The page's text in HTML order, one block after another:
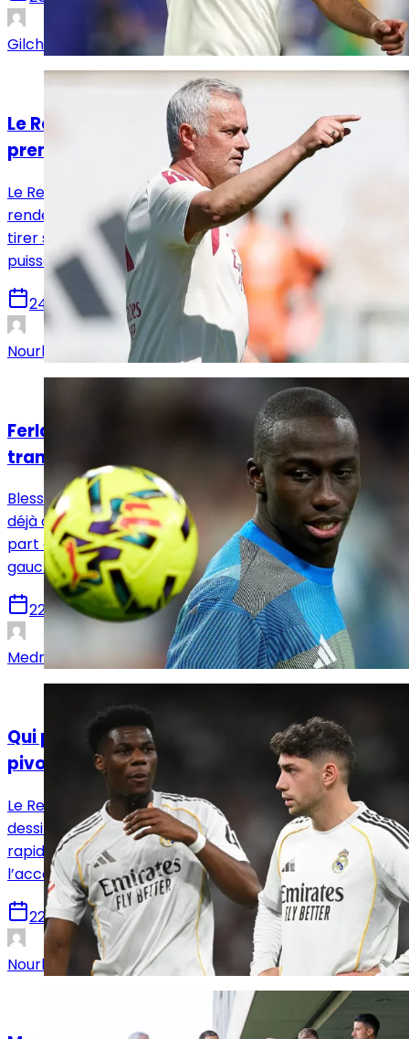
Gilchrist Lawson
Analyses
Le Real Madrid de Mourinho passe un
premier test ce vendredi !
Le Real Madrid dispute ce vendredi son premier
rendez-vous de l’été qui doit permettre à Mourinho de
tirer ses premiers enseignements avant la montée en
puissance de la pré-saison.
24 juillet 2026
Nourhane Haroui
Ferland Mendy retrouve un Real Madrid
transformé
Blessé en fin de saison puis opéré, Ferland Mendy est
déjà de retour sur les pelouses de Valdebebas mais
part de très loin dans la hiérarchie des latéraux
gauches.
22 juillet 2026
Medric Bouzermane
Qui pour accompagner Rodri dans le double
pivot ?
Le Real Madrid version José Mourinho semble se
dessiner autour d’un 4-2-3-1. Si Rodri devrait
rapidement s’imposer dans le double pivot, qui
l’accompagnera ?
22 juillet 2026
Nourhane Haroui